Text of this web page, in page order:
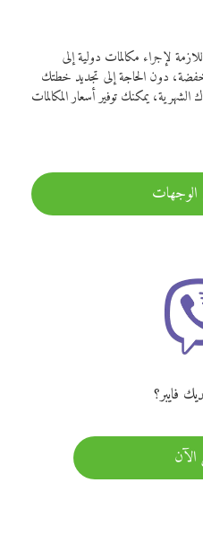
لإجراء مكالمات دولية إلى
دون الحاجة إلى تجديد خطتك
يمكنك توفير أسعار المكالمات
الوجهات
فايبر؟
الآن